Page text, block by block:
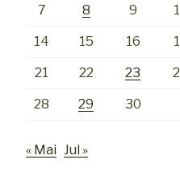
7 8 9
14 15 16
21 22 23
28 29 30
« Mai Jul »